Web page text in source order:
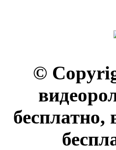
©
бесплатно,